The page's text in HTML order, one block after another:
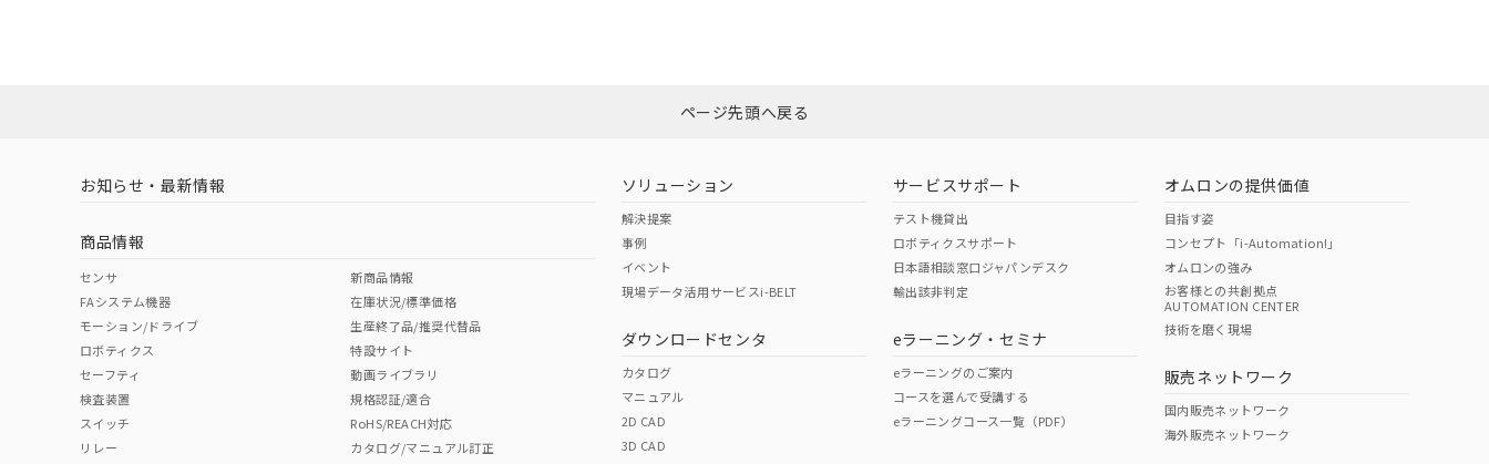
ダウンロードはこちら
中国 RoHS 注意事項・凡例
中国 RoHS表
Pb Hg Cr(VI)
O O
ページ先頭へ戻る
お知らせ・最新情報
商品情報
センサ
FAシステム機器
モーション/ドライブ
ロボティクス
セーフティ
検査装置
スイッチ
リレー
新商品情報
在庫状況/標準価格
生産終了品/推奨代替品
特設サイト
動画ライブラリ
規格認証/適合
RoHS/REACH対応
カタログ/マニュアル訂正
ソリューション
解決提案
事例
イベント
現場データ活用サービスi-BELT
ダウンロードセンタ
カタログ
マニュアル
2D CAD
3D CAD
サービスサポート
テスト機貸出
ロボティクスサポート
日本語相談窓口ジャパンデスク
輸出該非判定
eラーニング・セミナ
eラーニングのご案内
コースを選んで受講する
eラーニングコース一覧（PDF）
オムロンの提供価値
目指す姿
コンセプト「i-Automation!」
オムロンの強み
お客様との共創拠点
AUTOMATION CENTER
技術を磨く現場
販売ネットワーク
国内販売ネットワーク
海外販売ネットワーク